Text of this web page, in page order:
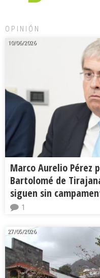
OPINIÓN
10/06/2026
Marco Aurelio Pérez
Bartolomé de
siguen sin
1
27/05/2026